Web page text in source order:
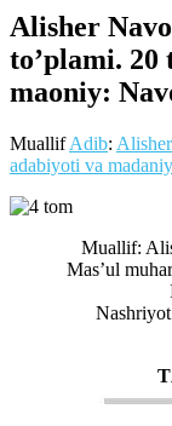
Alisher
to’plami.
maoniy:
MuallifAdib:
adabiyoti va
Muallif:
Mas’ul